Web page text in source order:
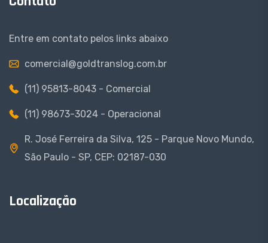
Entre em contato pelos links abaixo
comercial@goldtranslog.com.br
(11) 95813-8043 - Comercial
(11) 98673-3024 - Operacional
R. José Ferreira da Silva, 125 - Parque Novo Mundo,
São Paulo - SP, CEP: 02187-030
Localização